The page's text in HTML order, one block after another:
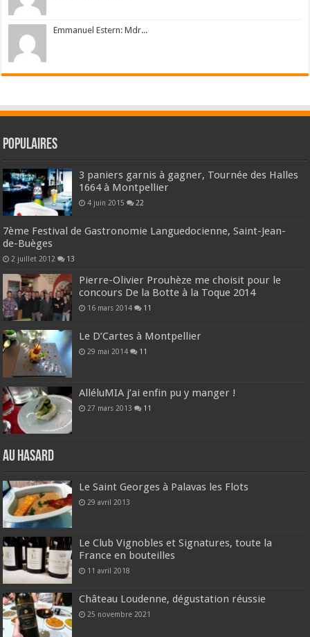
Emmanuel Estern: Mdr...
Populaires
3 paniers garnis à gagner, Tournée des Halles
1664 à Montpellier
4 juin 2015 22
7ème Festival de Gastronomie Languedocienne, Saint-Jean-
de-Buèges
2 juillet 2012 13
Pierre-Olivier Prouhèze me choisit pour le
concours De la Botte à la Toque 2014
16 mars 2014 11
Le D’Cartes à Montpellier
29 mai 2014 11
AlléluMIA j’ai enfin pu y manger !
27 mars 2013 11
Au hasard
Le Saint Georges à Palavas les Flots
29 avril 2013
Le Club Vignobles et Signatures, toute la
France en bouteilles
11 avril 2018
Château Loudenne, dégustation réussie
25 novembre 2021